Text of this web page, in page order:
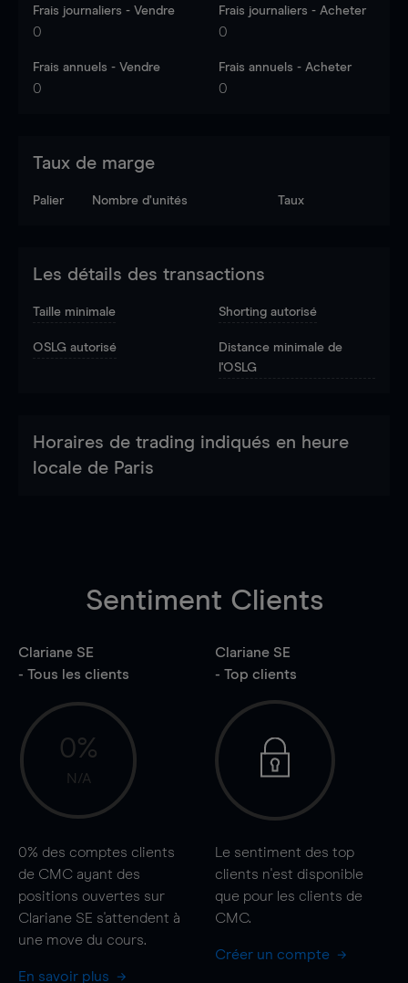
Frais journaliers - Vendre
0
Frais journaliers - Acheter
0
Frais annuels - Vendre
0
Frais annuels - Acheter
0
Taux de marge
Palier Nombre d’unités Taux
Les détails des transactions
Taille minimale Shorting autorisé
OSLG autorisé
Distance minimale de
l'OSLG
Horaires de trading indiqués en heure
locale de Paris
Sentiment Clients
Clariane SE
- Tous les clients
0%
N/A
0% des comptes clients
de CMC ayant des
positions ouvertes sur
Clariane SE s'attendent à
une move du cours.
En savoir plus
Clariane SE
- Top clients
Le sentiment des top
clients n'est disponible
que pour les clients de
CMC.
Créer un compte